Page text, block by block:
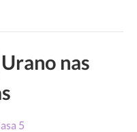
Urano nas
5